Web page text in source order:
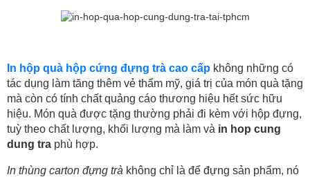
In hộp quà hộp cứng đựng trà cao cấp không những có
tác dụng làm tăng thêm vẻ thẩm mỹ, giá trị của món quà tặng
mà còn có tính chất quảng cáo thương hiệu hết sức hữu
hiệu. Món quà được tặng thường phải đi kèm với hộp đựng,
tuỳ theo chất lượng, khối lượng mà làm và in hop cung
dung tra phù hợp.
In thùng carton đựng trà không chỉ là để đựng sản phẩm, nó